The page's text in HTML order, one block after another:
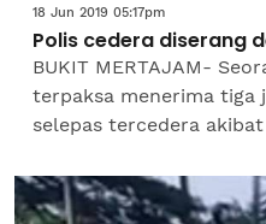
18 Jun 2019 05:17pm
Polis cedera diserang
BUKIT MERTAJAM-
terpaksa menerima tiga
selepas tercedera
Industri Kecil